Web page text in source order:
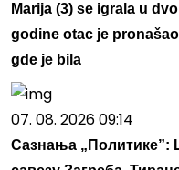
Marija (3) se igrala u
godine otac je
gde je bila
07. 08. 2026 09:14
Сазнања „Политике”: